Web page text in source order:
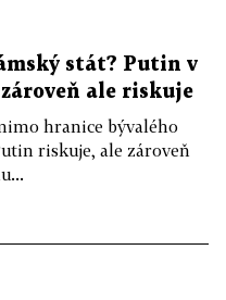
stát? Putin v
ale riskuje
hranice bývalého
riskuje, ale zároveň